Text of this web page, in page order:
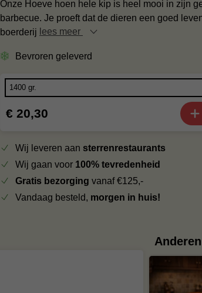
Onze Hoeve hoen hele kip is heel mooi in zijn
barbecue. Je proeft dat de dieren een goed
boerderij lees meer
Bevroren geleverd
€ 20,30
Wij leveren aan sterrenrestaurants
Wij gaan voor 100% tevredenheid
Gratis bezorging vanaf €125,-
Vandaag besteld, morgen in huis!